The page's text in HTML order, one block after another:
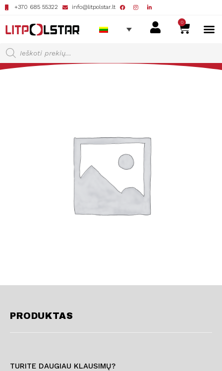
+370 685 55322 info@litpolstar.lt
0
PRODUKTAS
TURITE DAUGIAU KLAUSIMŲ?